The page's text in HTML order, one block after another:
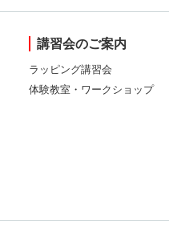
講習会のご案内
ラッピング講習会
体験教室・ワークショップ